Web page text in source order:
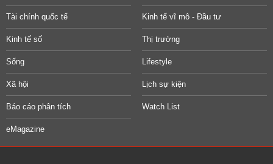
Tài chính quốc tế Kinh tế vĩ mô - Đầu tư
Kinh tế số Thị trường
Sống Lifestyle
Xã hội Lịch sự kiện
Báo cáo phân tích Watch List
eMagazine